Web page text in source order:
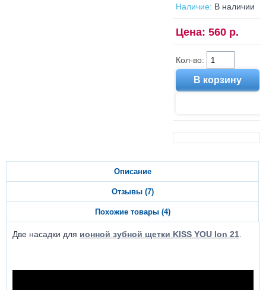
Наличие: В наличии
Цена: 560 р.
Кол-во:
Описание
Отзывы (7)
Похожие товары (4)
Две насадки для ионной зубной щетки KISS YOU Ion 21